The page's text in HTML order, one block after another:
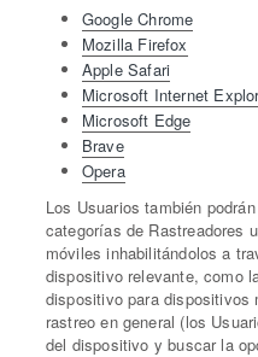
Google Chrome
Mozilla Firefox
Apple Safari
Microsoft Internet
Microsoft Edge
Brave
Opera
Los Usuarios también
categorías de Rastreadores
móviles inhabilitándolos a
dispositivo relevante, como
dispositivo para dispositivos
rastreo en general (los
del dispositivo y buscar la